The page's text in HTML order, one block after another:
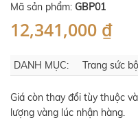
Mã sản phẩm: GBP01
12,341,000 ₫
DANH MỤC: Trang sức bộ
Giá còn thay đổi tùy thuộc
lượng vàng lúc nhận hàng.